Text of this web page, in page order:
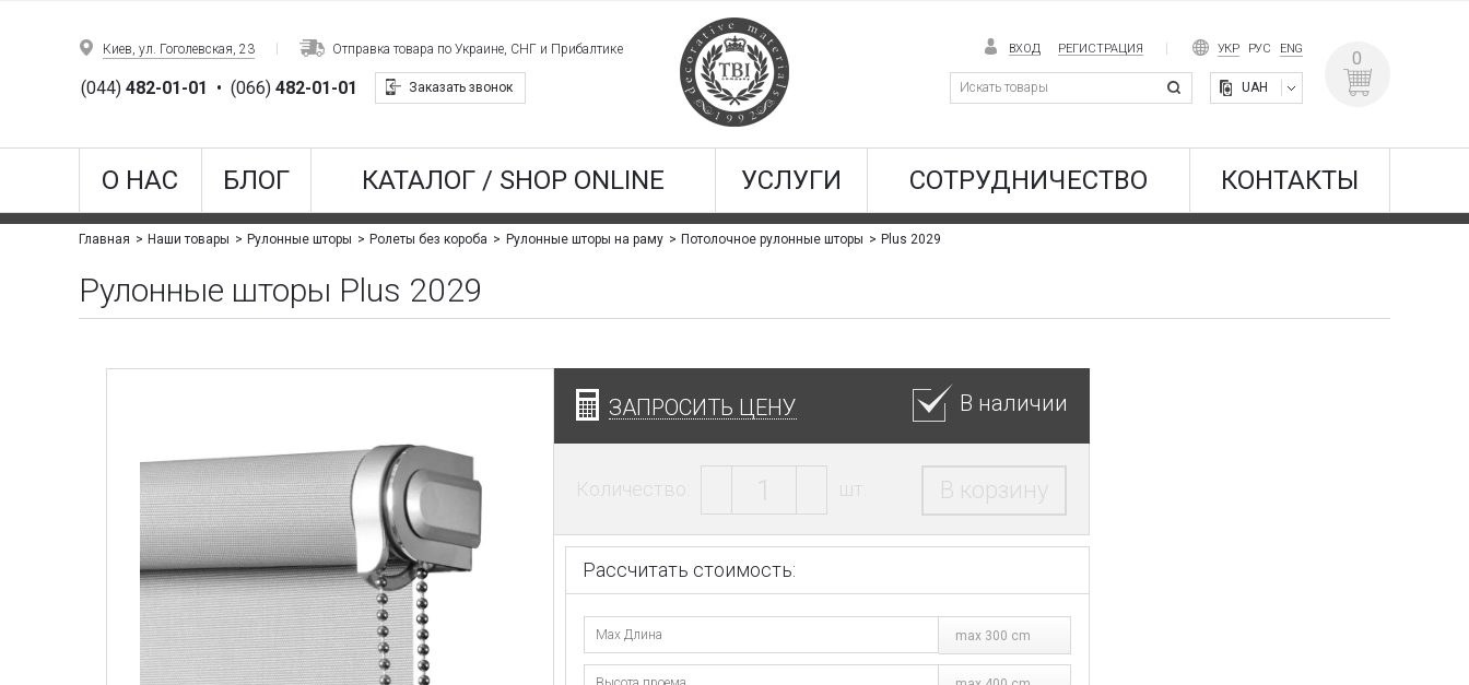
Киев, ул. Гоголевская, 23 Отправка товара по Украине, СНГ и Прибалтике
(044)482-01-01 • (066)482-01-01 Заказать звонок
ВХОД РЕГИСТРАЦИЯ УКР РУС ENG
UAH
0
О НАС БЛОГ КАТАЛОГ / SHOP ONLINE УСЛУГИ СОТРУДНИЧЕСТВО КОНТАКТЫ
Главная Наши товары Рулонные шторы Ролеты без короба Рулонные шторы на раму Потолочное рулонные шторы Plus 2029
Рулонные шторы Plus 2029
ЗАПРОСИТЬ ЦЕНУ В наличии
Количество: шт. В корзину
Рассчитать стоимость:
max 300 cm